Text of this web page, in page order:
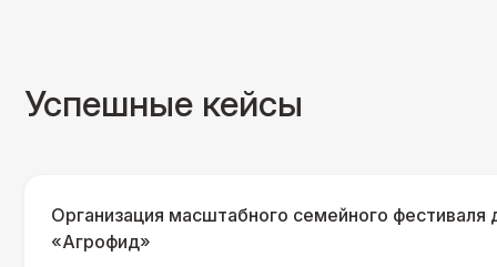
Успешные кейсы
Организация масштабного семейного фестиваля
«Агрофид»